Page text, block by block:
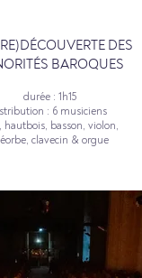
DES
BAROQUES
durée : 1h15
: 6 musiciens
hautbois, basson, violon,
clavecin & orgue